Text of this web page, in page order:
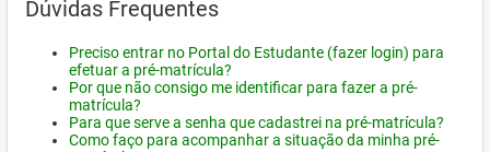
Dúvidas Frequentes
Preciso entrar no Portal do Estudante (fazer login) para
efetuar a pré-matrícula?
Por que não consigo me identificar para fazer a pré-
matrícula?
Para que serve a senha que cadastrei na pré-matrícula?
Como faço para acompanhar a situação da minha pré-